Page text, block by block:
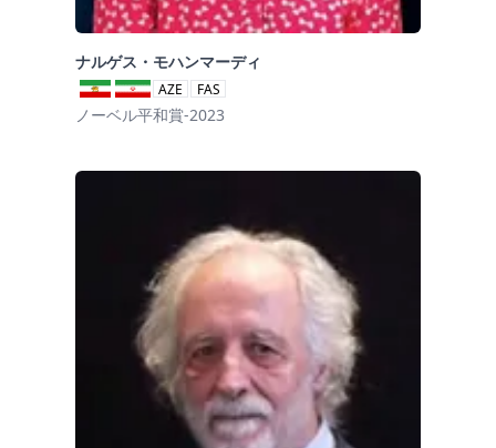
ナルゲス・モハンマーディ
AZE FAS
ノーベル平和賞-2023